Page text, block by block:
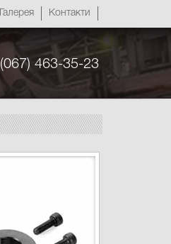
Галерея Контакти
(067) 463-35-23